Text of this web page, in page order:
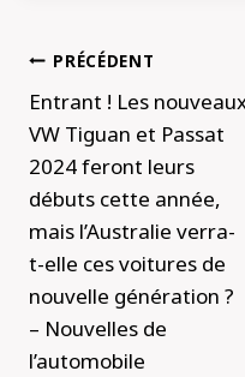
Navigation
de
l’article
PRÉCÉDENT
Entrant ! Les
VW Tiguan et Passat
2024 feront leurs
débuts cette année,
mais l’Australie verra-
t-elle ces voitures de
nouvelle génération ?
– Nouvelles de
l’automobile